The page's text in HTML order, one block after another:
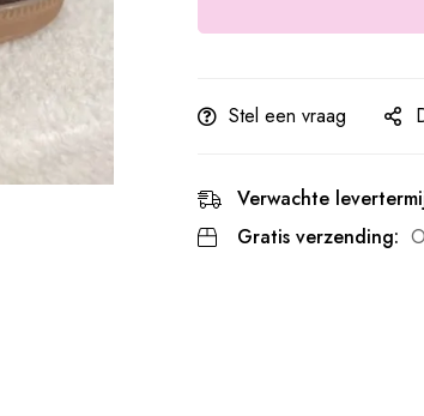
Stel een vraag
Verwachte
Gratis verzending: